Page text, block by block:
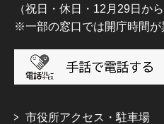
（祝日・休日・12月29日か
※一部の窓口では開庁時間が
市役所アクセス・駐車場